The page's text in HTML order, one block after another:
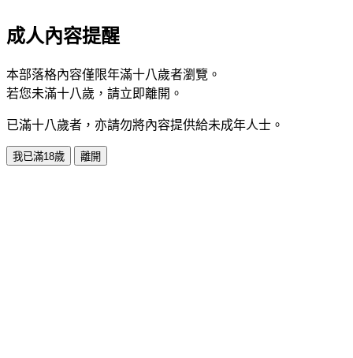
成人內容提醒
本部落格內容僅限年滿十八歲者瀏覽。
若您未滿十八歲，請立即離開。
已滿十八歲者，亦請勿將內容提供給未成年人士。
我已滿18歲 離開